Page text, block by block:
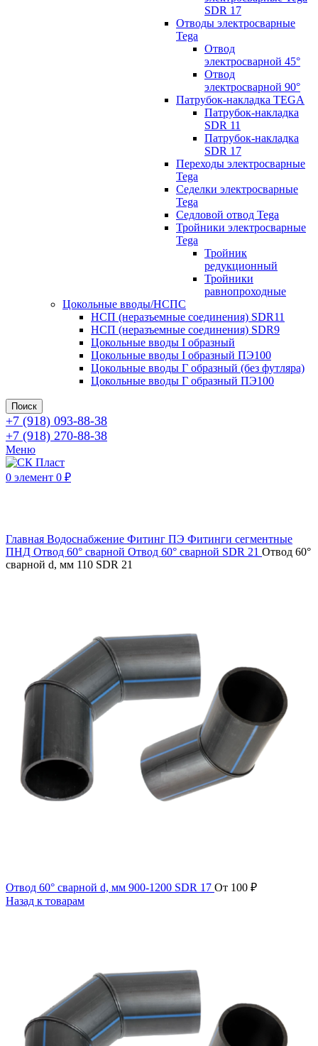
SDR 17
Отводы электросварные
Tega
Отвод
электросварной 45°
Отвод
электросварной 90°
Патрубок-накладка TEGA
Патрубок-накладка
SDR 11
Патрубок-накладка
SDR 17
Переходы электросварные
Tega
Седелки электросварные
Tega
Седловой отвод Tega
Тройники электросварные
Tega
Тройник
редукционный
Тройники
равнопроходные
Цокольные вводы/НСПС
НСП (неразъемные соединения) SDR11
НСП (неразъемные соединения) SDR9
Цокольные вводы I образный
Цокольные вводы I образный ПЭ100
Цокольные вводы Г образный (без футляра)
Цокольные вводы Г образный ПЭ100
Поиск
+7 (918) 093-88-38
+7 (918) 270-88-38
Меню
0 элемент 0 ₽
Главная Водоснабжение Фитинг ПЭ Фитинги сегментные
ПНД Отвод 60° сварной Отвод 60° сварной SDR 21 Отвод 60°
сварной d, мм 110 SDR 21
Отвод 60° сварной d, мм 900-1200 SDR 17 От 100 ₽
Назад к товарам